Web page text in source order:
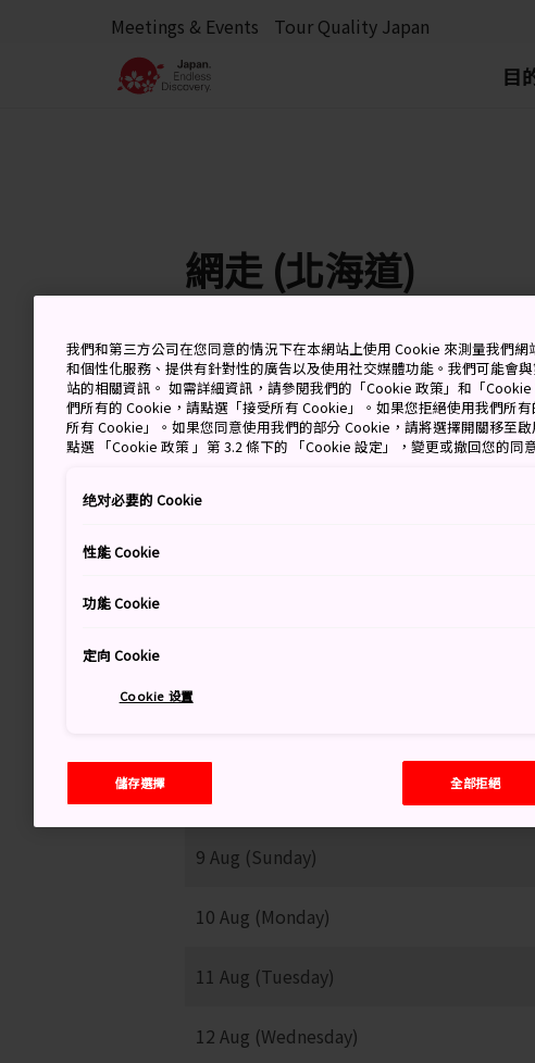
Meetings & Events Tour Quality Japan
目
網走 (北海道)
8 Aug (Saturday) 高
8 Aug (Saturday)
9 Aug (Sunday)
10 Aug (Monday)
11 Aug (Tuesday)
12 Aug (Wednesday)
我們和第三方公司在您同意的情況下在本網站上使用 Cookie 來測量我們
和個性化服務、提供有針對性的廣告以及使用社交媒體功能。我們可能會
站的相關資訊。 如需詳細資訊，請參閱我們的「Cookie 政策」和「
們所有的 Cookie，請點選「接受所有 Cookie」。如果您拒絕使用我們所
所有 Cookie」。如果您同意使用我們的部分 Cookie，請將選擇開關移至
點選 「Cookie 政策 」第 3.2 條下的 「Cookie 設定」，變更或撤回您的同
绝对必要的 Cookie
性能 Cookie
功能 Cookie
定向 Cookie
Cookie 设置
儲存選擇 全部拒絕